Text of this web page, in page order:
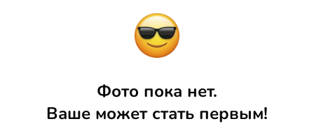
Фото пока нет.
Ваше может стать первым!